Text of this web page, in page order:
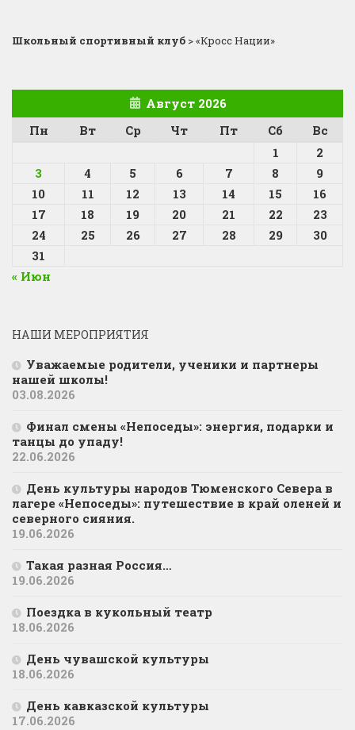
Школьный спортивный клуб >«Кросс Нации»
Август 2026
Пн
Вт Ср Чт Пт Сб
Вс
1
2
3
4 5 6 7 8
9
10
11 12 13 14 15
16
17
18 19 20 21 22
23
24
25 26 27 28 29
30
31
« Июн
НАШИ МЕРОПРИЯТИЯ
Уважаемые родители, ученики и партнеры
нашей школы!
03.08.2026
Финал смены «Непоседы»: энергия, подарки и
танцы до упаду!
22.06.2026
День культуры народов Тюменского Севера в
лагере «Непоседы»: путешествие в край оленей и
северного сияния.
19.06.2026
Такая разная Россия…
19.06.2026
Поездка в кукольный театр
18.06.2026
День чувашской культуры
18.06.2026
День кавказской культуры
17.06.2026